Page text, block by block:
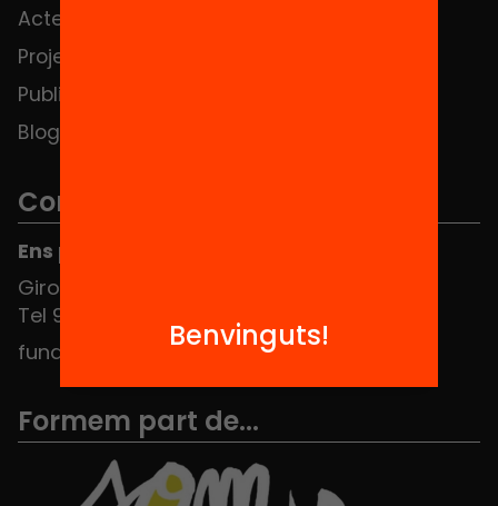
Actes
Projectes
Publicacions i vídeos
Blog
Contacte
Ens pots trobar al Hub Social
Girona 34, interior 08010 Barcelona
Tel 934 588 700
fundacio@equitat.org
Formem part de...
Benvinguts!